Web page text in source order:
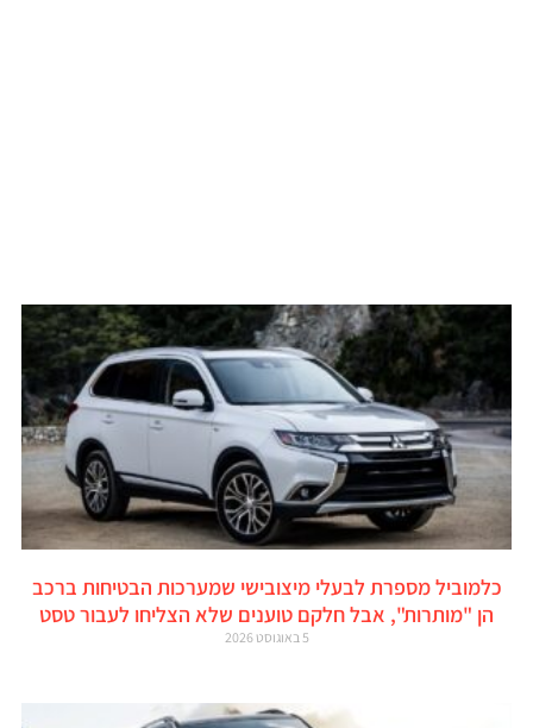
כלמוביל מספרת לבעלי מיצובישי שמערכות הבטיחות ברכב
הן "מותרות", אבל חלקם טוענים שלא הצליחו לעבור טסט
5 באוגוסט 2026